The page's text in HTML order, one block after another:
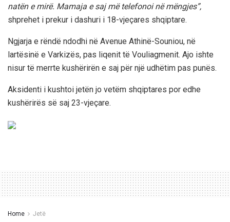
natën e mirë. Mamaja e saj më telefonoi në mëngjes”,
shprehet i prekur i dashuri i 18-vjeçares shqiptare.
Ngjarja e rëndë ndodhi në Avenue Athinë-Souniou, në
lartësinë e Varkizës, pas liqenit të Vouliagmenit. Ajo ishte
nisur të merrte kushërirën e saj për një udhëtim pas punës.
Aksidenti i kushtoi jetën jo vetëm shqiptares por edhe
kushërirës së saj 23-vjeçare.
Home Jetë